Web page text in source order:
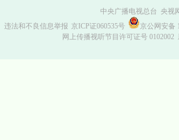
中央广播电视总台 央视
违法和不良信息举报 京ICP证060535号
京公网安备
网上传播视听节目许可证号 0102002